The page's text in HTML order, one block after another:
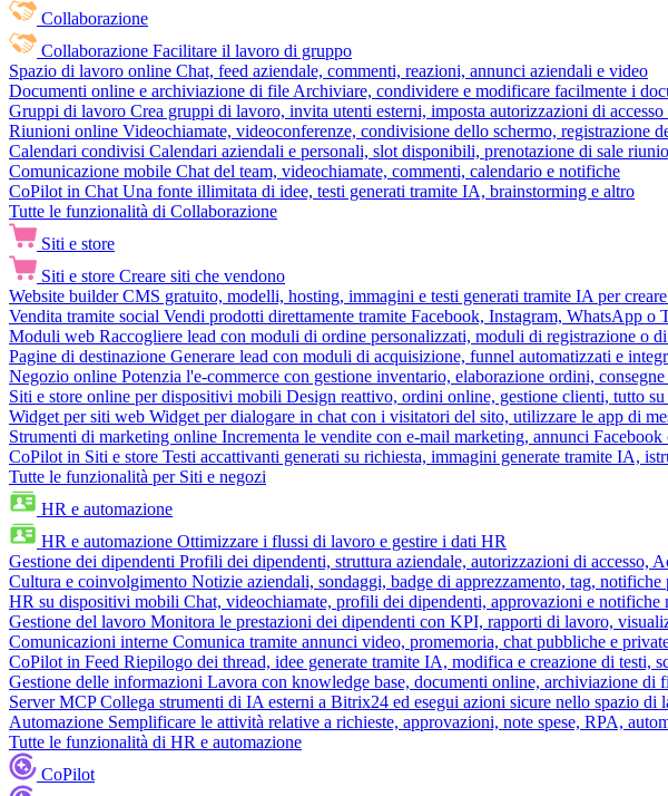
Collaborazione
Collaborazione Facilitare il lavoro di gruppo
Spazio di lavoro online Chat, feed aziendale, commenti, reazioni, annunci aziendali e video
Documenti online e archiviazione di file Archiviare, condividere e modificare facilmente i
Gruppi di lavoro Crea gruppi di lavoro, invita utenti esterni, imposta autorizzazioni di
Riunioni online Videochiamate, videoconferenze, condivisione dello schermo, registrazione
Calendari condivisi Calendari aziendali e personali, slot disponibili, prenotazione di sale
Comunicazione mobile Chat del team, videochiamate, commenti, calendario e notifiche
CoPilot in Chat Una fonte illimitata di idee, testi generati tramite IA, brainstorming e altro
Tutte le funzionalità di Collaborazione
Siti e store
Siti e store Creare siti che vendono
Website builder CMS gratuito, modelli, hosting, immagini e testi generati tramite IA per
Vendita tramite social Vendi prodotti direttamente tramite Facebook, Instagram, WhatsApp o
Moduli web Raccogliere lead con moduli di ordine personalizzati, moduli di registrazione o
Pagine di destinazione Generare lead con moduli di acquisizione, funnel automatizzati e
Negozio online Potenzia l'e-commerce con gestione inventario, elaborazione ordini,
Siti e store online per dispositivi mobili Design reattivo, ordini online, gestione clienti, tutto
Widget per siti web Widget per dialogare in chat con i visitatori del sito, utilizzare le app di
Strumenti di marketing online Incrementa le vendite con e-mail marketing, annunci
CoPilot in Siti e store Testi accattivanti generati su richiesta, immagini generate tramite IA,
Tutte le funzionalità per Siti e negozi
HR e automazione
HR e automazione Ottimizzare i flussi di lavoro e gestire i dati HR
Gestione dei dipendenti Profili dei dipendenti, struttura aziendale, autorizzazioni di accesso,
Cultura e coinvolgimento Notizie aziendali, sondaggi, badge di apprezzamento, tag, notifiche
HR su dispositivi mobili Chat, videochiamate, profili dei dipendenti, approvazioni e notifiche
Gestione del lavoro Monitora le prestazioni dei dipendenti con KPI, rapporti di lavoro,
Comunicazioni interne Comunica tramite annunci video, promemoria, chat pubbliche e
CoPilot in Feed Riepilogo dei thread, idee generate tramite IA, modifica e creazione di testi,
Gestione delle informazioni Lavora con knowledge base, documenti online, archiviazione di
Server MCP Collega strumenti di IA esterni a Bitrix24 ed esegui azioni sicure nello spazio di
Automazione Semplificare le attività relative a richieste, approvazioni, note spese, RPA,
Tutte le funzionalità di HR e automazione
CoPilot